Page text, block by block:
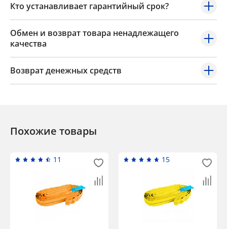
Кто устанавливает гарантийный срок?
Обмен и возврат товара ненадлежащего
качества
Возврат денежных средств
Похожие товары
11 15